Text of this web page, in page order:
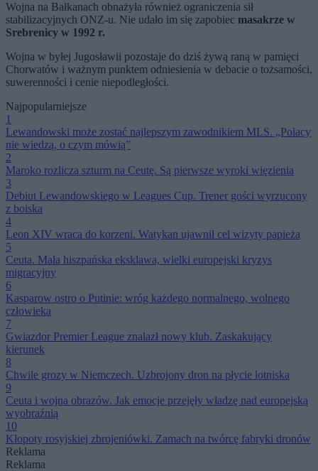
Wojna na Bałkanach obnażyła również ograniczenia sił
stabilizacyjnych ONZ-u. Nie udało im się zapobiec masakrze w
Srebrenicy w 1992 r.
Wojna w byłej Jugosławii pozostaje do dziś żywą raną w pamięci
Chorwatów i ważnym punktem odniesienia w debacie o tożsamości,
suwerenności i cenie niepodległości.
Najpopularniejsze
1
Lewandowski może zostać najlepszym zawodnikiem MLS. „Polacy
nie wiedzą, o czym mówią”
2
Maroko rozlicza szturm na Ceutę. Są pierwsze wyroki więzienia
3
Debiut Lewandowskiego w Leagues Cup. Trener gości wyrzucony
z boiska
4
Leon XIV wraca do korzeni. Watykan ujawnił cel wizyty papieża
5
Ceuta. Mała hiszpańska eksklawa, wielki europejski kryzys
migracyjny
6
Kasparow ostro o Putinie: wróg każdego normalnego, wolnego
człowieka
7
Gwiazdor Premier League znalazł nowy klub. Zaskakujący
kierunek
8
Chwile grozy w Niemczech. Uzbrojony dron na płycie lotniska
9
Ceuta i wojna obrazów. Jak emocje przejęły władzę nad europejską
wyobraźnią
10
Kłopoty rosyjskiej zbrojeniówki. Zamach na twórcę fabryki dronów
Reklama
Reklama